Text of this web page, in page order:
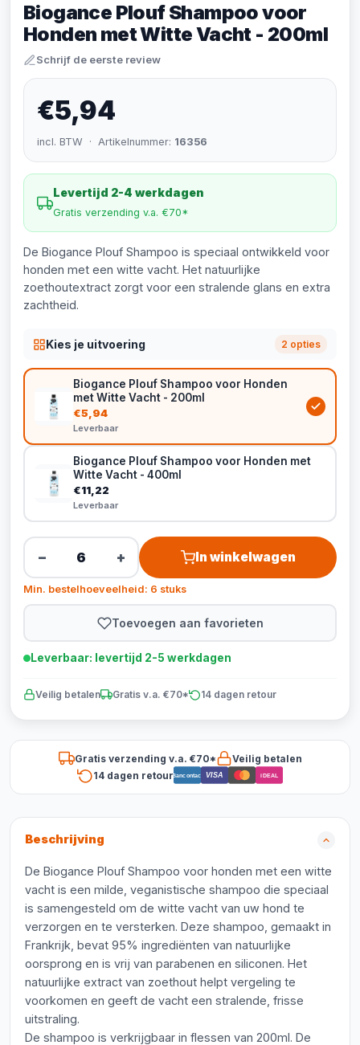
Biogance Plouf Shampoo voor
Honden met Witte Vacht - 200ml
Schrijf de eerste review
€5,94
incl. BTW · Artikelnummer: 16356
Levertijd 2-4 werkdagen
Gratis verzending v.a. €70*
De Biogance Plouf Shampoo is speciaal ontwikkeld voor
honden met een witte vacht. Het natuurlijke
zoethoutextract zorgt voor een stralende glans en extra
zachtheid.
Kies je uitvoering 2 opties
Biogance Plouf Shampoo voor Honden
met Witte Vacht - 200ml
€5,94
Leverbaar
Biogance Plouf Shampoo voor Honden met
Witte Vacht - 400ml
€11,22
Leverbaar
− + In winkelwagen
Min. bestelhoeveelheid: 6 stuks
Toevoegen aan favorieten
Leverbaar: levertijd 2-5 werkdagen
Veilig betalen Gratis v.a. €70* 14 dagen retour
Gratis verzending v.a. €70*
Veilig betalen
14 dagen retourBancontact VISA iDEAL
Beschrijving
De Biogance Plouf Shampoo voor honden met een witte
vacht is een milde, veganistische shampoo die speciaal
is samengesteld om de witte vacht van uw hond te
verzorgen en te versterken. Deze shampoo, gemaakt in
Frankrijk, bevat 95% ingrediënten van natuurlijke
oorsprong en is vrij van parabenen en siliconen. Het
natuurlijke extract van zoethout helpt vergeling te
voorkomen en geeft de vacht een stralende, frisse
uitstraling.
De shampoo is verkrijgbaar in flessen van 200ml. De